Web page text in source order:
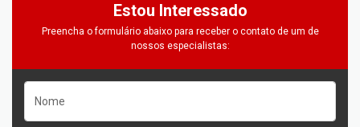
Estou Interessado
Preencha o formulário abaixo para receber o contato de um de
nossos especialistas: